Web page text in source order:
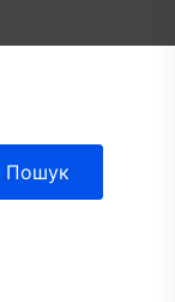
Пошук